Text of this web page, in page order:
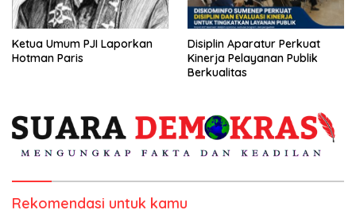
Ketua Umum PJI Laporkan
Hotman Paris
Disiplin Aparatur Perkuat
Kinerja Pelayanan Publik
Berkualitas
Rekomendasi untuk kamu